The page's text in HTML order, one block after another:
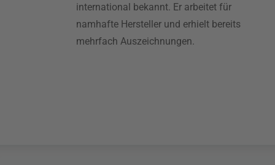
international bekannt. Er arbeitet für
namhafte Hersteller und erhielt bereits
mehrfach Auszeichnungen.